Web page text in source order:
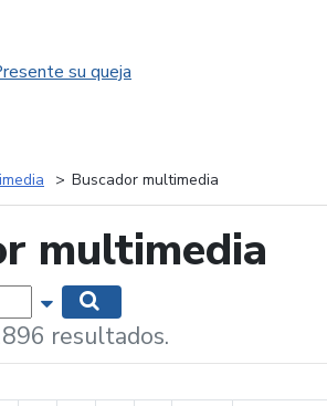
su queja
Buscador multimedia
multimedia
Mostrar opciones de búsqueda
resultados.